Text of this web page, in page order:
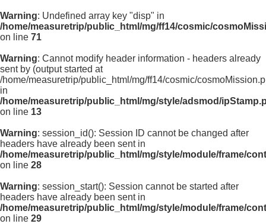
Warning: Undefined array key "disp" in
/home/measuretrip/public_html/mg/ff14/cosmic/
on line 71
Warning: Cannot modify header information - headers already
sent by (output started at
/home/measuretrip/public_html/mg/ff14/cosmic/
in
/home/measuretrip/public_html/mg/style/adsmod/
on line 13
Warning: session_id(): Session ID cannot be changed after
headers have already been sent in
/home/measuretrip/public_html/mg/style/module/frame/
on line 28
Warning: session_start(): Session cannot be started after
headers have already been sent in
/home/measuretrip/public_html/mg/style/module/frame/
on line 29